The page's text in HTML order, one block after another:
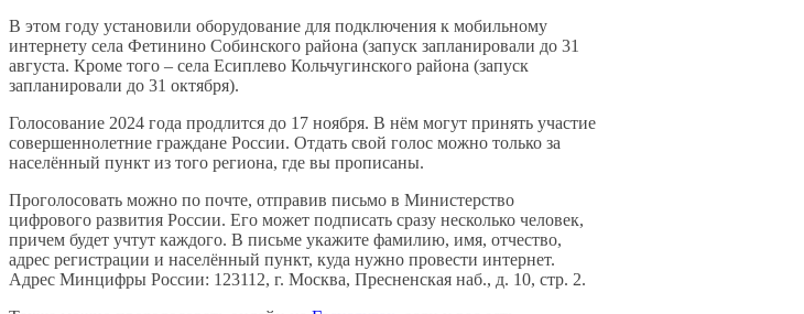
В этом году установили оборудование для подключения к мобильному
интернету села Фетинино Собинского района (запуск запланировали до 31
августа. Кроме того – села Есиплево Кольчугинского района (запуск
запланировали до 31 октября).
Голосование 2024 года продлится до 17 ноября. В нём могут принять участие
совершеннолетние граждане России. Отдать свой голос можно только за
населённый пункт из того региона, где вы прописаны.
Проголосовать можно по почте, отправив письмо в Министерство
цифрового развития России. Его может подписать сразу несколько человек,
причем будет учтут каждого. В письме укажите фамилию, имя, отчество,
адрес регистрации и населённый пункт, куда нужно провести интернет.
Адрес Минцифры России: 123112, г. Москва, Пресненская наб., д. 10, стр. 2.